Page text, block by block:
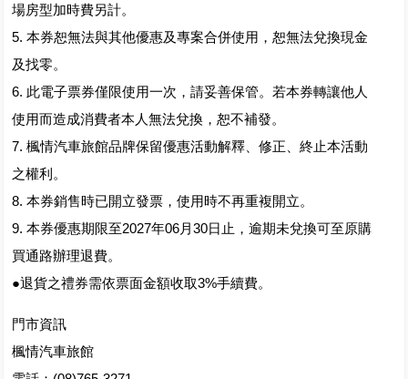
場房型加時費另計。
5. 本券恕無法與其他優惠及專案合併使用，恕無法兌換現金
及找零。
6. 此電子票券僅限使用一次，請妥善保管。若本券轉讓他人
使用而造成消費者本人無法兌換，恕不補發。
7. 楓情汽車旅館品牌保留優惠活動解釋、修正、終止本活動
之權利。
8. 本券銷售時已開立發票，使用時不再重複開立。
9. 本券優惠期限至2027年06月30日止，逾期未兌換可至原購
買通路辦理退費。
●退貨之禮券需依票面金額收取3%手續費。
門市資訊
楓情汽車旅館